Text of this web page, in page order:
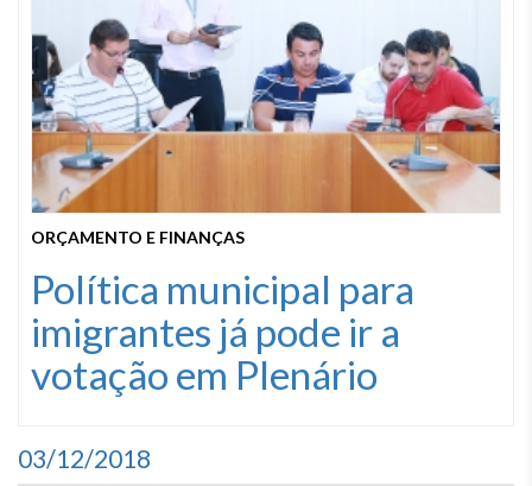
ORÇAMENTO E FINANÇAS
Política municipal para
imigrantes já pode ir a
votação em Plenário
03/12/2018